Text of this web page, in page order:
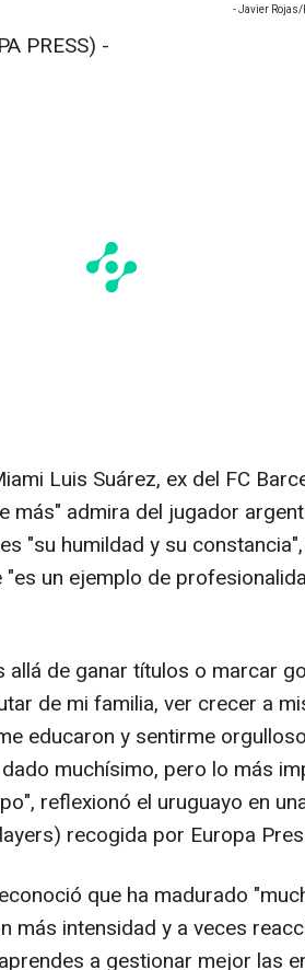
- Javier
PRESS) -
Luis Suárez, ex del FC
más" admira del jugador
"su humildad y su
un ejemplo de
allá de ganar títulos o marcar
de mi familia, ver crecer a
educaron y sentirme
muchísimo, pero lo más
reflexionó el uruguayo en
recogida por Europa
que ha madurado
más intensidad y a veces
a gestionar mejor las